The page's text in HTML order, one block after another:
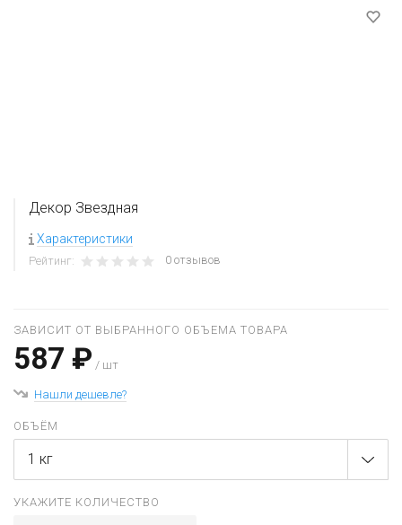
Декор Звездная
Характеристики
Рейтинг: 0 отзывов
ЗАВИСИТ ОТ ВЫБРАННОГО ОБЪЕМА ТОВАРА
587 ₽ / шт
Нашли дешевле?
ОБЪЁМ
1 кг
УКАЖИТЕ КОЛИЧЕСТВО